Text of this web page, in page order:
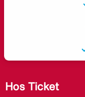
Hos Ticket